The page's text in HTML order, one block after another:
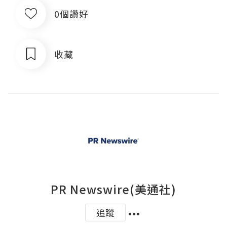
0個讚好
收藏
PR Newswire(美通社)
追蹤